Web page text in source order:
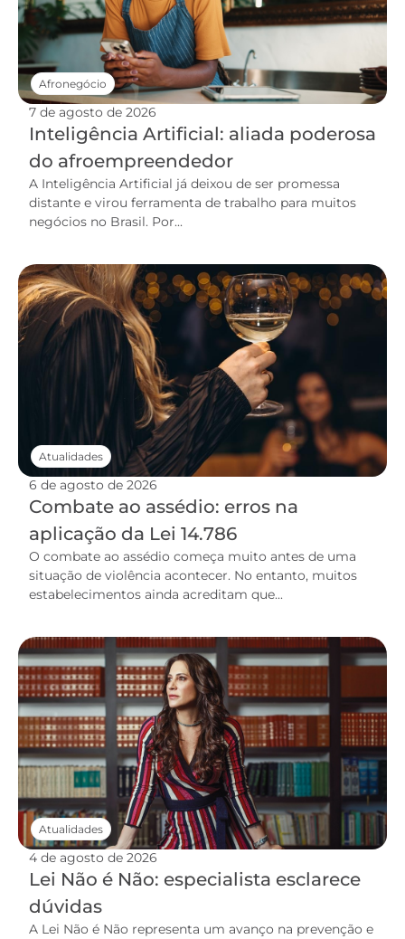
7 de agosto de 2026
Inteligência Artificial: aliada poderosa
do afroempreendedor
A Inteligência Artificial já deixou de ser promessa
distante e virou ferramenta de trabalho para muitos
negócios no Brasil. Por...
Afronegócio
6 de agosto de 2026
Combate ao assédio: erros na
aplicação da Lei 14.786
O combate ao assédio começa muito antes de uma
situação de violência acontecer. No entanto, muitos
estabelecimentos ainda acreditam que...
Atualidades
4 de agosto de 2026
Lei Não é Não: especialista esclarece
dúvidas
A Lei Não é Não representa um avanço na prevenção e
Atualidades